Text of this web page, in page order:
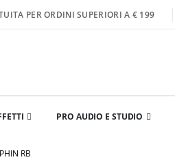
PER ORDINI SUPERIORI A € 199
PRO AUDIO E STUDIO
RB